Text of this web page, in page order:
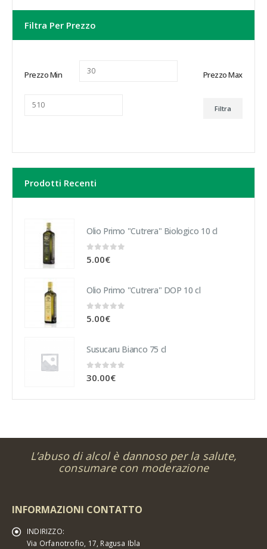
Filtra Per Prezzo
Prezzo Min Prezzo Max
Filtra
Prodotti Recenti
Olio Primo "Cutrera" Biologico 10 cl
0 Su 5
5.00€
Olio Primo "Cutrera" DOP 10 cl
0 Su 5
5.00€
Susucaru Bianco 75 cl
0Su 5
30.00€
L’abuso di alcol è dannoso per la salute,
consumare con moderazione
INFORMAZIONI CONTATTO
INDIRIZZO:
Via Orfanotrofio, 17, Ragusa Ibla